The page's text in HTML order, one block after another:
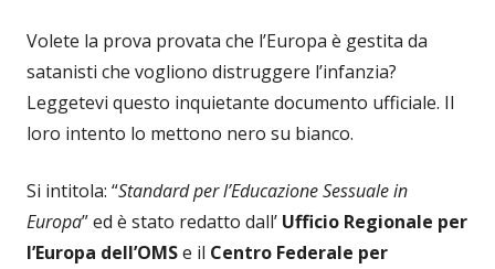
Volete la prova provata che l’Europa è gestita da
satanisti che vogliono distruggere l’infanzia?
Leggetevi questo inquietante documento ufficiale. Il
loro intento lo mettono nero su bianco.
Si intitola: “Standard per l’Educazione Sessuale in
Europa” ed è stato redatto dall’ Ufficio Regionale per
l’Europa dell’OMSe il Centro Federale per